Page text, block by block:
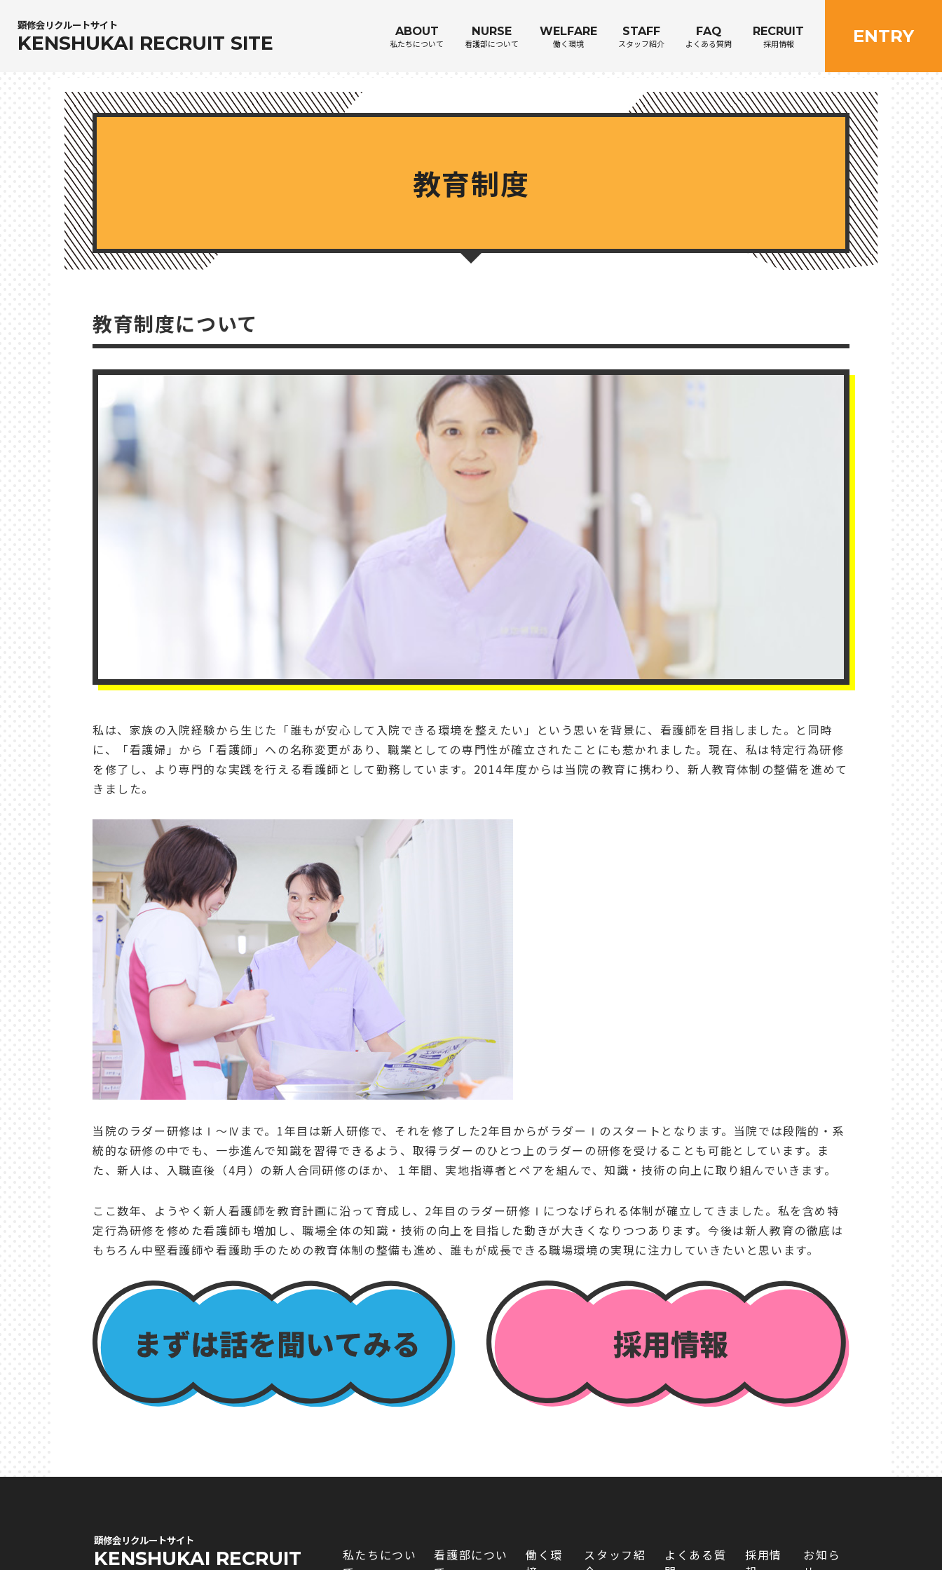
顕修会リクルートサイト
KENSHUKAI RECRUIT SITE
ABOUT
私たちについて
NURSE
看護部について
WELFARE
働く環境
STAFF
スタッフ紹介
FAQ
よくある質問
RECRUIT
採用情報 ENTRY
教育制度
教育制度について
私は、家族の入院経験から生じた「誰もが安心して入院できる環境を整えたい」という思いを背景に、看護師を目指しました。と同時
に、「看護婦」から「看護師」への名称変更があり、職業としての専門性が確立されたことにも惹かれました。現在、私は特定行為研修
を修了し、より専門的な実践を行える看護師として勤務しています。 2014年度からは当院の教育に携わり、新人教育体制の整備を進めて
きました。
当院のラダー研修は Ⅰ ～ Ⅳ まで。 1年目は新人研修で、それを修了した2年目からがラダー Ⅰ のスタートとなります。当院では段階的・系
統的な研修の中でも、一歩進んで知識を習得できるよう、取得ラダーのひとつ上のラダーの研修を受けることも可能としています。ま
た、新人は、入職直後（4月）の新人合同研修のほか、１年間、実地指導者とペアを組んで、知識・技術の向上に取り組んでいきます。
ここ数年、ようやく新人看護師を教育計画に沿って育成し、 2年目のラダー研修 Ⅰ につなげられる体制が確立してきました。私を含め特
定行為研修を修めた看護師も増加し、職場全体の知識・技術の向上を目指した動きが大きくなりつつあります。今後は新人教育の徹底は
もちろん中堅看護師や看護助手のための教育体制の整備も進め、誰もが成長できる職場環境の実現に注力していきたいと思います。
顕修会リクルートサイト
KENSHUKAI RECRUIT
私たちについ
看護部につい
働く環
スタッフ紹
よくある質
採用情
お知ら